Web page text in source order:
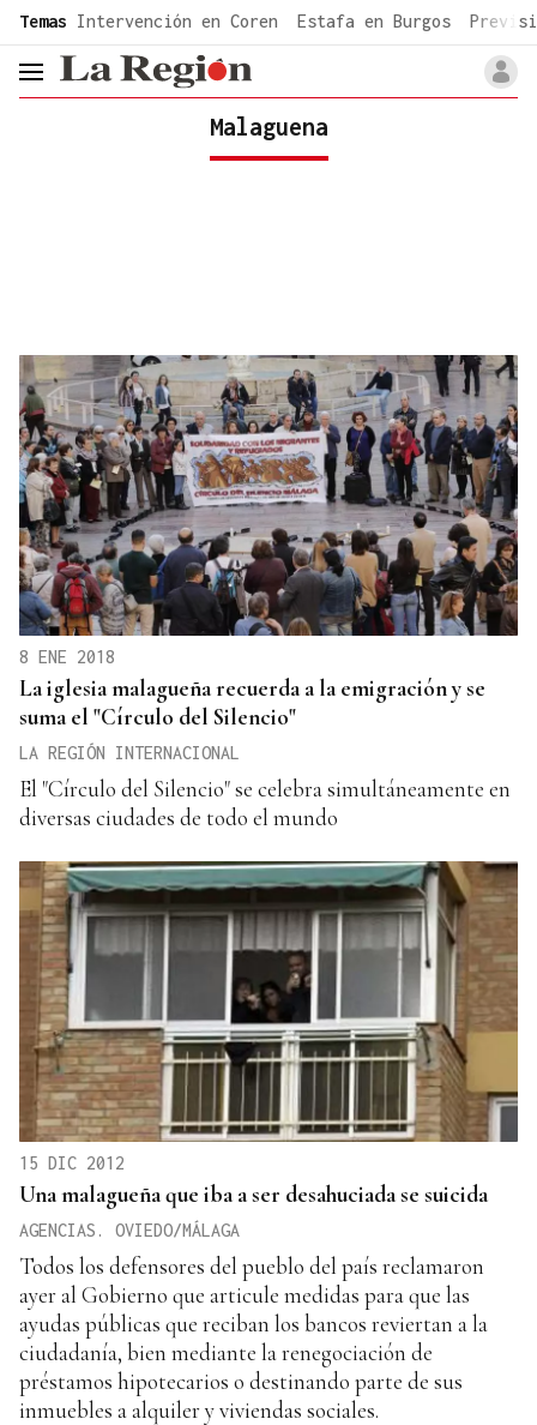
common.go-to-content
Temas Intervención en Coren Estafa en Burgos
header.menu.open
Malaguena
8 ENE 2018
La iglesia malagueña recuerda a la emigración y se
suma el "Círculo del Silencio"
LA REGIÓN INTERNACIONAL
El "Círculo del Silencio" se celebra simultáneamente en
diversas ciudades de todo el mundo
15 DIC 2012
Una malagueña que iba a ser desahuciada se suicida
AGENCIAS. OVIEDO/MÁLAGA
Todos los defensores del pueblo del país reclamaron
ayer al Gobierno que articule medidas para que las
ayudas públicas que reciban los bancos reviertan a la
ciudadanía, bien mediante la renegociación de
préstamos hipotecarios o destinando parte de sus
inmuebles a alquiler y viviendas sociales.